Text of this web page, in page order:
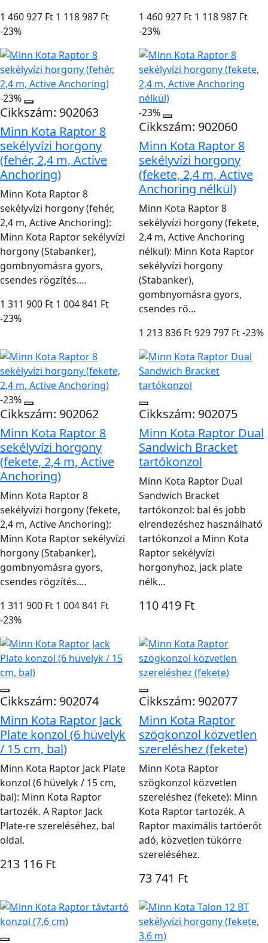
1 460 927 Ft 1 118 987 Ft
-23%
1 460 927 Ft 1 118 987 Ft
-23%
-23%
Cikkszám: 902063
Minn Kota Raptor 8
sekélyvízi horgony
(fehér, 2,4 m, Active
Anchoring)
Minn Kota Raptor 8
sekélyvízi horgony (fehér,
2,4 m, Active Anchoring):
Minn Kota Raptor sekélyvízi
horgony (Stabanker),
gombnyomásra gyors,
csendes rögzítés.…
1 311 900 Ft 1 004 841 Ft
-23%
-23%
Cikkszám: 902060
Minn Kota Raptor 8
sekélyvízi horgony
(fekete, 2,4 m, Active
Anchoring nélkül)
Minn Kota Raptor 8
sekélyvízi horgony (fekete,
2,4 m, Active Anchoring
nélkül): Minn Kota Raptor
sekélyvízi horgony
(Stabanker),
gombnyomásra gyors,
csendes rö…
1 213 836 Ft929 797 Ft-23%
-23%
Cikkszám: 902062
Minn Kota Raptor 8
sekélyvízi horgony
(fekete, 2,4 m, Active
Anchoring)
Minn Kota Raptor 8
sekélyvízi horgony (fekete,
2,4 m, Active Anchoring):
Minn Kota Raptor sekélyvízi
horgony (Stabanker),
gombnyomásra gyors,
csendes rögzítés.…
1 311 900 Ft 1 004 841 Ft
-23%
Cikkszám: 902075
Minn Kota Raptor Dual
Sandwich Bracket
tartókonzol
Minn Kota Raptor Dual
Sandwich Bracket
tartókonzol: bal és jobb
elrendezéshez használható
tartókonzol a Minn Kota
Raptor sekélyvízi
horgonyhoz, jack plate
nélk…
110 419 Ft
Cikkszám: 902074
Minn Kota Raptor Jack
Plate konzol (6 hüvelyk
/ 15 cm, bal)
Minn Kota Raptor Jack Plate
konzol (6 hüvelyk / 15 cm,
bal): Minn Kota Raptor
tartozék. A Raptor Jack
Plate-re szereléséhez, bal
oldal.
213 116 Ft
Cikkszám: 902077
Minn Kota Raptor
szögkonzol közvetlen
szereléshez (fekete)
Minn Kota Raptor
szögkonzol közvetlen
szereléshez (fekete): Minn
Kota Raptor tartozék. A
Raptor maximális tartóerőt
adó, közvetlen tükörre
szereléséhez.
73 741 Ft